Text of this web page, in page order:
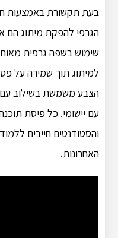
בעת תקשורת באמצעות
הגרפי להפקת מיתוג הם
שימוש בשפה גרפית
למיתוג תוך שמירה על
הצבע משמשת בשילוב
עם יישומי. כל פיסת
והסטודנטים חייבים
האחרונות.